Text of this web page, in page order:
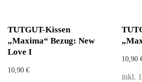
TUTGUT-Kissen
„Maxima“ Bezug: New
Love I
10,90 €
10,90
inkl.